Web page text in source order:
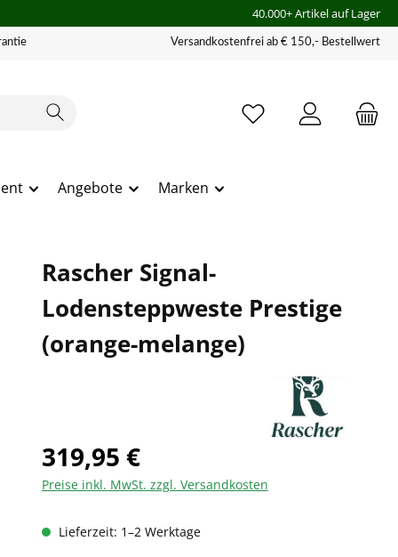
40.000+ Artikel auf Lager
Versandkostenfrei ab € 150,- Bestellwert
Angebote Marken
Rascher Signal-
Lodensteppweste Prestige
(orange-melange)
319,95 €
Preise inkl. MwSt. zzgl. Versandkosten
Lieferzeit: 1–2 Werktage